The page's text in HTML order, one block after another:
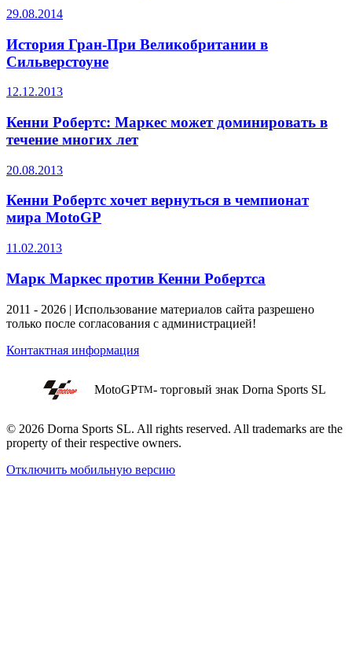
29.08.2014
История Гран-При Великобритании в
Сильверстоуне
12.12.2013
Кенни Робертс: Маркес может доминировать в
течение многих лет
20.08.2013
Кенни Робертс хочет вернуться в чемпионат
мира MotoGP
11.02.2013
Марк Маркес против Кенни Робертса
2011 - 2026 | Использование материалов сайта разрешено
только после согласования с администрацией!
Контактная информация
MotoGPTM- торговый знак Dorna Sports SL
© 2026 Dorna Sports SL. All rights reserved. All trademarks are the
property of their respective owners.
Отключить мобильную версию